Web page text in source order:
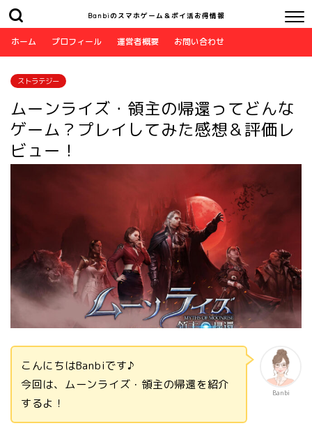
Banbiのスマホゲーム＆ポイ活お得情報
ホーム プロフィール 運営者概要 お問い合わせ
ストラテジー
ムーンライズ・領主の帰還ってどんな
ゲーム？プレイしてみた感想＆評価レ
ビュー！
Banbi
こんにちはBanbiです♪
今回は、ムーンライズ・領主の帰還を紹介
するよ！